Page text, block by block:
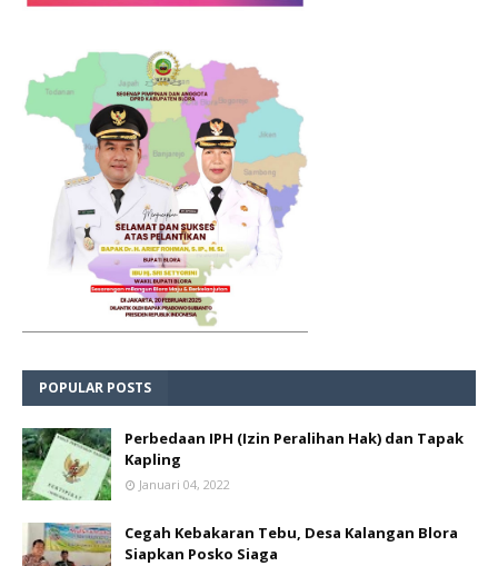
POPULAR POSTS
Perbedaan IPH (Izin Peralihan Hak) dan Tapak
Kapling
Januari 04, 2022
Cegah Kebakaran Tebu, Desa Kalangan Blora
Siapkan Posko Siaga